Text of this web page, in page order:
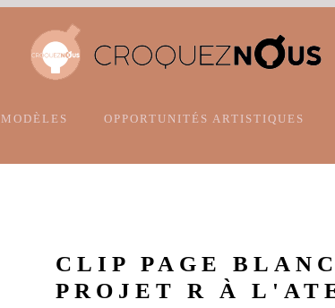
MODÈLES OPPORTUNITÉS ARTISTIQUES
CLIP PAGE
PROJET R À